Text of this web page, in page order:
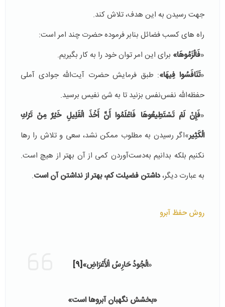
جهت رسیدن به این هدف، تلاش کند.
راه های کسب فضائل بنابر فرموده حضرت چند امر است:
«فَالْزَمُوهَا» برای این امر توان خود را به کار بگیریم.
«تَنَافَسُوا فِیهَا»: طبق فرمایش حضرت آیت‌الله جوادی آملی
حفظه‌الله نفس‌نفس بزنید تا به شئ نفیس برسید.
«فَإِنْ لَمْ تَسْتَطِیعُوهَا فَاعْلَمُوا أَنَّ أَخْذَ الْقَلِیلِ خَيْرٌ مِنْ تَرْكِ
الْكَثِیر»اگر رسیدن به مطلوب ممکن نشد، سعی و تلاش را رها
نکنیم بلکه بدانیم به‌دست‌آوردن کمی از آن بهتر از هیچ است.
به عبارت دیگر،داشتن فضیلت کم، بهتر از نداشتن آن است.
روش حفظ آبرو
«الْجُودُ حَارِسُ الْأَعْرَاضِ»[9]
«بخشش نگهبان آبروها است»